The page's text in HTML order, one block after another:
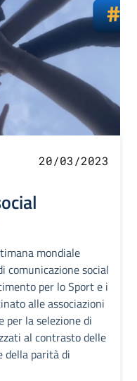
20/03/2023
mondiale
comunicazione social
per lo Sport e i
alle associazioni
la selezione di
al contrasto delle
della parità di